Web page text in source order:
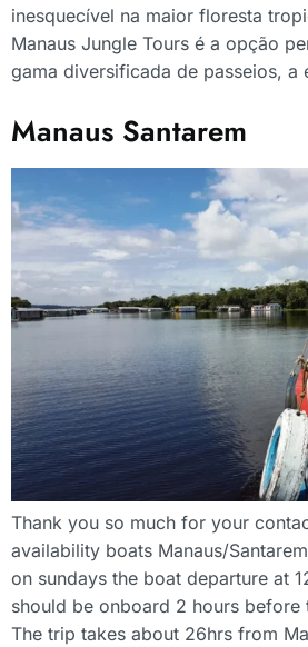
inesquecível na maior floresta
Manaus Jungle Tours é a opção
gama diversificada de passeios, a
Manaus Santarem
Thank you so much for your
availability boats Manaus/
on sundays the boat departure at
should be onboard 2 hours before
The trip takes about 26hrs from